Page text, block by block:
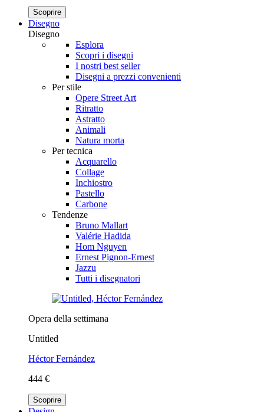
Scoprire
Disegno
Disegno
Esplora
Scopri i disegni
I nostri best seller
Disegni a prezzi convenienti
Per stile
Opere Street Art
Ritratto
Astratto
Animali
Natura morta
Per tecnica
Acquarello
Collage
Inchiostro
Pastello
Carbone
Tendenze
Bruno Mallart
Valérie Hadida
Hom Nguyen
Ernest Pignon-Ernest
Jazzu
Tutti i disegnatori
Opera della settimana
Untitled
Héctor Fernández
444 €
Scoprire